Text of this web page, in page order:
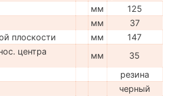
мм
125
мм
37
плоскости
мм
147
центра
мм
35
резина
черный